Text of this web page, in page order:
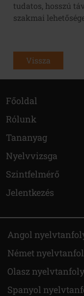
tudatos, hosszú
szakmai
Vissza
Főoldal
Rólunk
Tananyag
Nyelvvizsga
Szintfelmérő
Jelentkezés
Angol
Német
Olasz
Spanyol